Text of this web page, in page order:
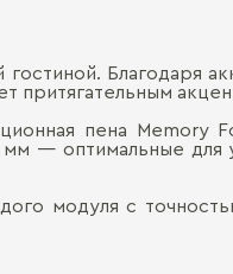
Благодаря
притягательным
пена Memory
— оптимальные для
модуля с